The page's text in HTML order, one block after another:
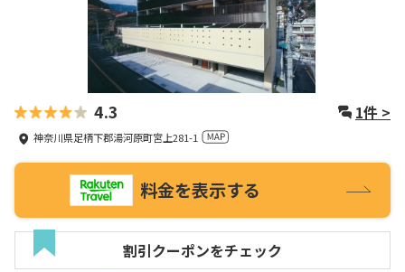
4.3 1件 >
神奈川県足柄下郡湯河原町宮上281-1
料金を表示する
割引クーポンをチェック